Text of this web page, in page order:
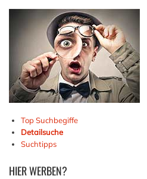
Top Suchbegiffe
Detailsuche
Suchtipps
HIERWERBEN?